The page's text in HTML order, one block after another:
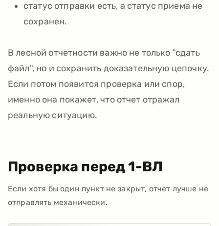
статус отправки есть, а статус приема не
сохранен.
В лесной отчетности важно не только "сдать
файл", но и сохранить доказательную цепочку.
Если потом появится проверка или спор,
именно она покажет, что отчет отражал
реальную ситуацию.
Проверка перед 1-ВЛ
Если хотя бы один пункт не закрыт, отчет лучше не
отправлять механически.